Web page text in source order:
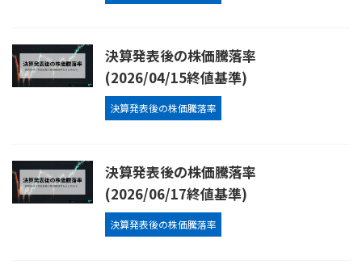
決算発表後の株価騰落率
(2026/04/15終値基準)
決算発表後の株価騰落率
決算発表後の株価騰落率
(2026/06/17終値基準)
決算発表後の株価騰落率